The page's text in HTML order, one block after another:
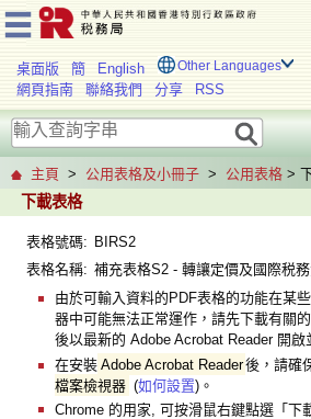
桌面版 簡 English Other Languages
網頁指南 聯絡我們 分享 RSS
主頁 > 公用表格及小冊子 > 公用表格 >
下載表格
表格號碼: BIRS2
表格名稱: 補充表格S2 - 轉讓定價及國際税
由於可輸入資料的PDF表格的功能在某
器中可能無法正常運作，請先下載有關
後以最新的 Adobe Acrobat Reader 開啟
在安裝 Adobe Acrobat Reader後，請確
檔案檢視器 (如何設置)。
Chrome 的用家, 可按滑鼠右鍵點選「下